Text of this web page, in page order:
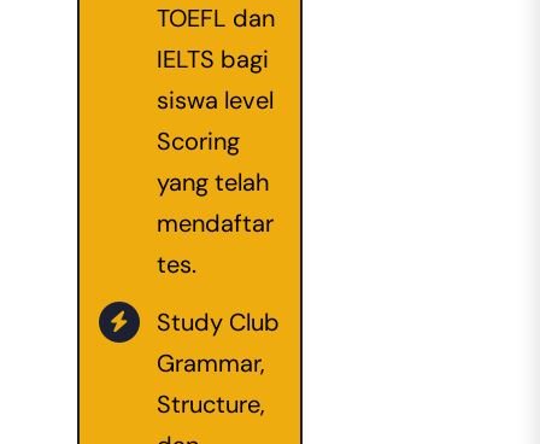
TOEFL dan
IELTS bagi
siswa level
Scoring
yang telah
mendaftar
tes.
Study Club
Grammar,
Structure,